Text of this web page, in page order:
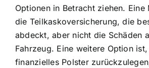
Optionen in Betracht ziehen.
die Teilkaskoversicherung, die
abdeckt, aber nicht die Schäden
Fahrzeug. Eine weitere Option
finanzielles Polster